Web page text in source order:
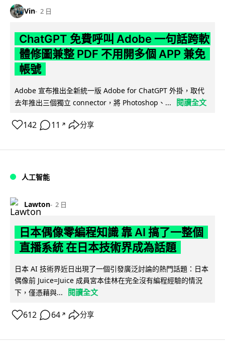
Vin 2 日
ChatGPT 免費呼叫 Adobe 一句話跨軟
體修圖兼整 PDF 不用開多個 APP 兼免
帳號
Adobe 宣布推出全新統一版 Adobe for ChatGPT 外掛，取代
去年推出三個獨立 connector，將 Photoshop、...
閱讀全文
142 11 ↗ 分享
人工智能
Lawton 2 日
日本偶像零編程知識 靠 AI 搞了一整個
直播系統 在日本技術界成為話題
日本 AI 技術界近日出現了一個引發廣泛討論的熱門話題：日本
偶像前 Juice=Juice 成員宮本佳林在完全沒有編程經驗的情況
下，僅憑藉與...
閱讀全文
612 64 ↗ 分享